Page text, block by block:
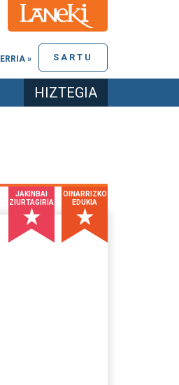
SARTU
»
HIZTEGIA
JAKINBAI
ZIURTAGIRIA
OINARRIZKO
EDUKIA